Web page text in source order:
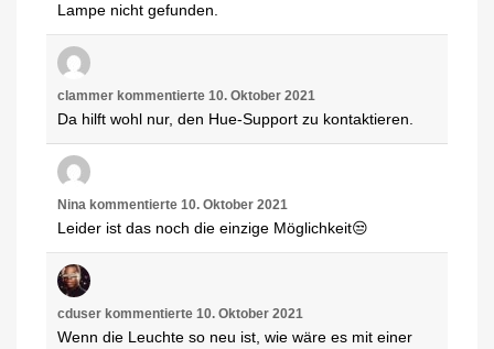
Lampe nicht gefunden.
clammer kommentierte 10. Oktober 2021
Da hilft wohl nur, den Hue-Support zu kontaktieren.
Nina kommentierte 10. Oktober 2021
Leider ist das noch die einzige Möglichkeit😒
cduser kommentierte 10. Oktober 2021
Wenn die Leuchte so neu ist, wie wäre es mit einer